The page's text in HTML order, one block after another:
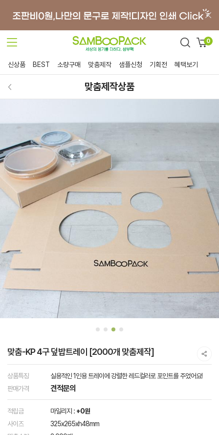
0
신상품 BEST 소량구매 맞춤제작 샘플신청 기획전 혜택보기
맞춤제작상품
맞춤-KP 4구 덮밥트레이 [2000개 맞춤제작]
상품특징
실용적인 1인용 트레이에 강렬한 레드컬러로 포인트를 주었어요!
판매가격
견적문의
적립금 마일리지 : +0원
사이즈
325x265xh48mm